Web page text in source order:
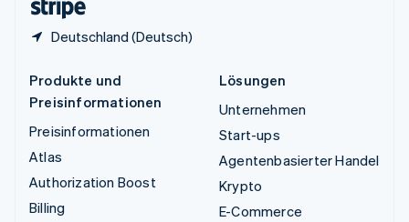
Deutschland (Deutsch)
Produkte und
Preisinformationen
Preisinformationen
Atlas
Authorization Boost
Billing
Lösungen
Unternehmen
Start-ups
Agentenbasierter Handel
Krypto
E-Commerce